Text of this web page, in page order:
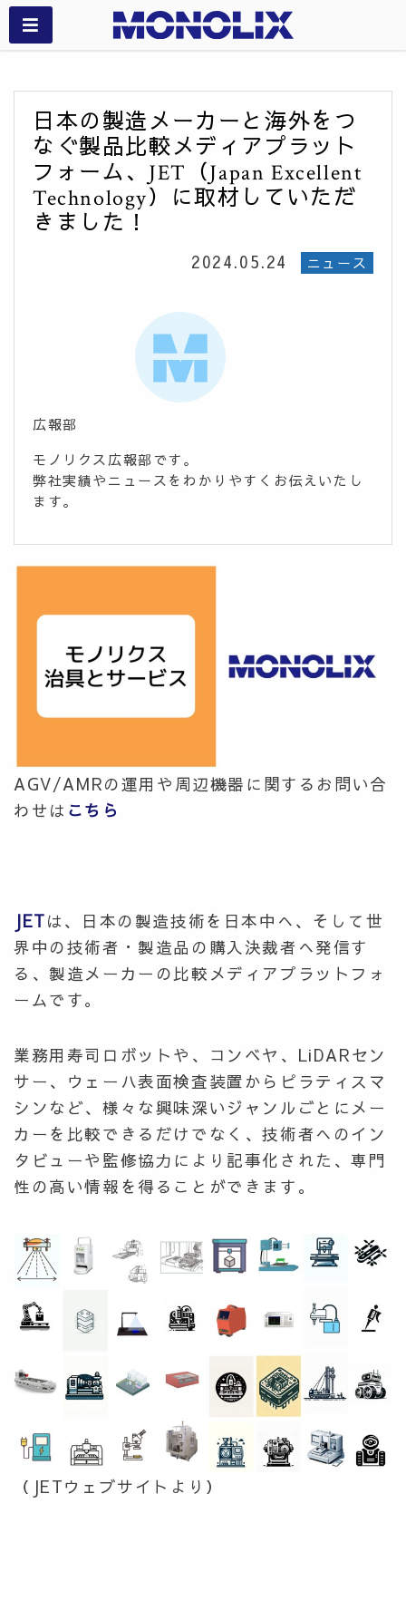
日本の製造メーカーと海外をつ
なぐ製品比較メディアプラット
フォーム、JET（Japan Excellent
Technology）に取材していただ
きました！
2024.05.24 ニュース
広報部
モノリクス広報部です。
弊社実績やニュースをわかりやすくお伝えいたし
ます。
AGV/AMRの運用や周辺機器に関するお問い合
わせは こちら
JETは、日本の製造技術を日本中へ、そして世
界中の技術者・製造品の購入決裁者へ発信す
る、製造メーカーの比較メディアプラットフォ
ームです。
業務用寿司ロボットや、コンベヤ、LiDARセン
サー、ウェーハ表面検査装置からピラティスマ
シンなど、様々な興味深いジャンルごとにメー
カーを比較できるだけでなく、技術者へのイン
タビューや監修協力により記事化された、専門
性の高い情報を得ることができます。
（JETウェブサイトより）